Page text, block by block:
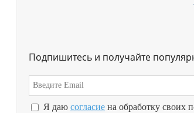
Подпишитесь и получайте
Я даю согласие на обработку своих